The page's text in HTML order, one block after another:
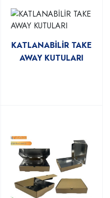
KATLANABİLİR TAKE
AWAY KUTULARI